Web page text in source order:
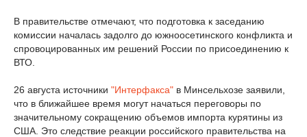
В правительстве отмечают, что подготовка к заседанию
комиссии началась задолго до южноосетинского конфликта и
спровоцированных им решений России по присоединению к
ВТО.
26 августа источники "Интерфакса" в Минсельхозе заявили,
что в ближайшее время могут начаться переговоры по
значительному сокращению объемов импорта курятины из
США. Это следствие реакции российского правительства на